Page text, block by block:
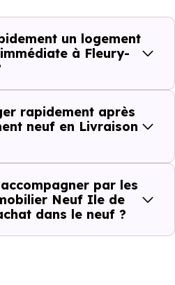
en livraison immédiate à
vous êtes dans une logique très
est là, vous pouvez le voir, et
cela se passe :
cela change pour vous
le bien tel qu’il est
des biens réels
un logement
à Fleury-
rapidement après
neuf en Livraison
par les
Neuf Ile de
dans le neuf ?